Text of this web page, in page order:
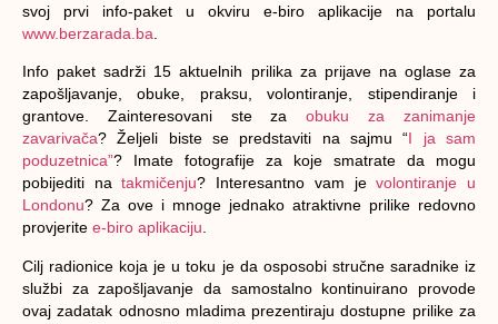
svoj prvi info-paket u okviru e-biro aplikacije na portalu
www.berzarada.ba
Info paket sadrži 15 aktuelnih prilika za prijave na oglase za
zapošljavanje, obuke, praksu, volontiranje, stipendiranje i
grantove. Zainteresovani ste zaobuku za zanimanje
zavarivača? Željeli biste se predstaviti na sajmu “I ja sam
poduzetnica”? Imate fotografije za koje smatrate da mogu
pobijediti natakmičenju? Interesantno vam jevolontiranje u
Londonu? Za ove i mnoge jednako atraktivne prilike redovno
provjerite e-biro aplikaciju
Cilj radionice koja je u toku je da osposobi stručne saradnike iz
službi za zapošljavanje da samostalno kontinuirano provode
ovaj zadatak odnosno mladima prezentiraju dostupne prilike za